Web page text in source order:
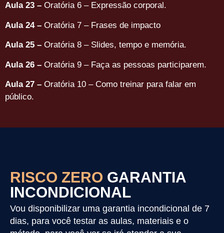
Aula 23 – Oratória 6 – Expressão corporal.
Aula 24 – Oratória 7 – Frases de impacto
Aula 25 – Oratória 8 – Slides, tempo e memória.
Aula 26 – Oratória 9 – Faça as pessoas participarem.
Aula 27 – Oratória 10 – Como treinar para falar em
público.
RISCO ZERO GARANTIA
INCONDICIONAL
Vou disponibilizar uma garantia incondicional de 7
dias, para você testar as aulas, materiais e o